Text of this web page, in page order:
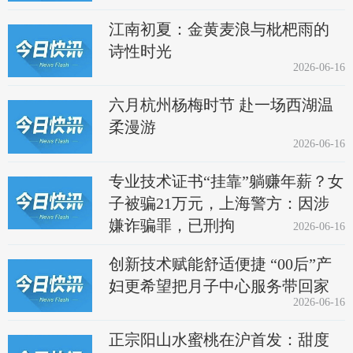
江南初夏：金黄麦浪与枇杷雨的
诗性时光
2026-06-16
六月杭州杨梅时节 赴一场西湖温
柔漫游
2026-06-16
专业技术证书“挂靠”躺赚年薪？女
子被骗21万元，上海警方：因涉
嫌诈骗罪，已刑拘
2026-06-16
创新技术赋能舒适便捷 “00后”产
妇更希望把月子中心服务带回家
2026-06-16
正宗阳山水蜜桃在沪首发：甜度